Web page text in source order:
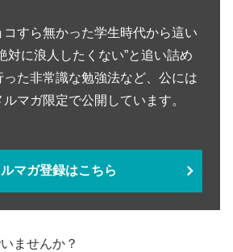
すら無かった学生時代から這い
対に浪人したくない”と追い詰め
った非常識な勉強法など、公には
マガ限定で公開しています。
ルマガ登録はこちら
ませんか？